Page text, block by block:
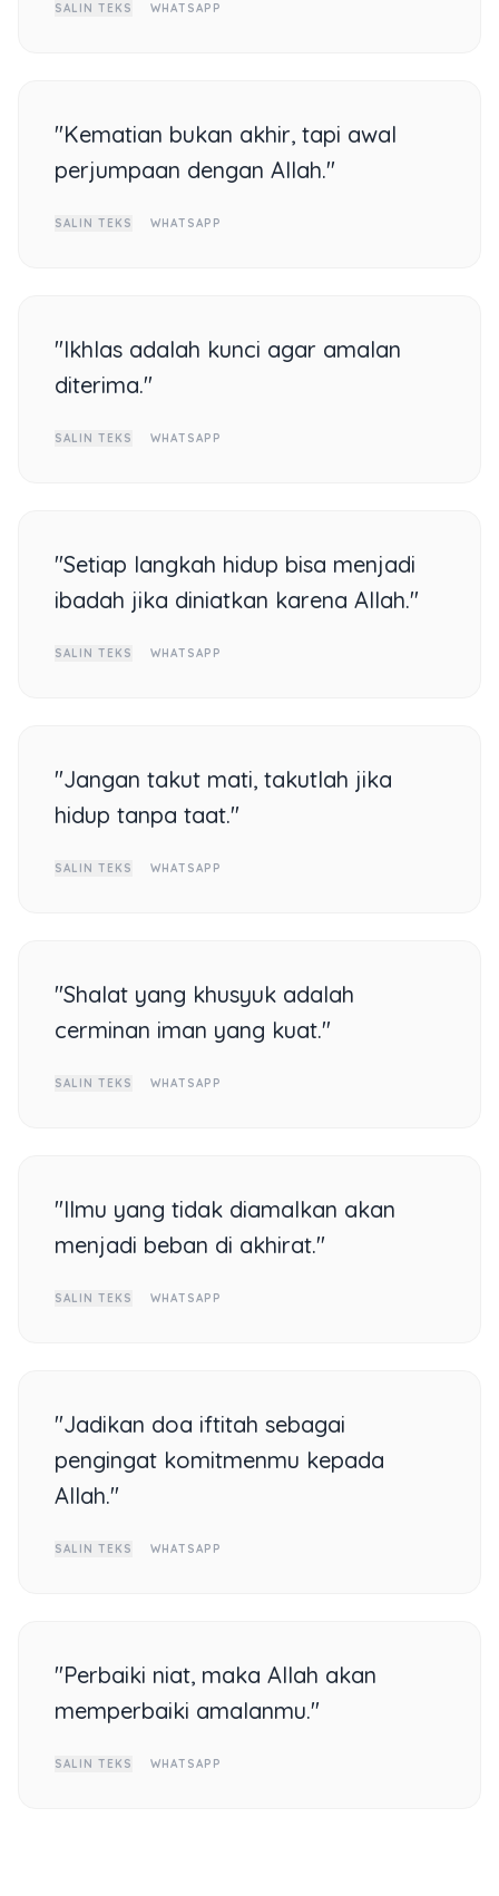
SALIN TEKS WHATSAPP
"Kematian bukan akhir, tapi awal
perjumpaan dengan Allah."
SALIN TEKS WHATSAPP
"Ikhlas adalah kunci agar amalan
diterima."
SALIN TEKS WHATSAPP
"Setiap langkah hidup bisa menjadi
ibadah jika diniatkan karena Allah."
SALIN TEKS WHATSAPP
"Jangan takut mati, takutlah jika
hidup tanpa taat."
SALIN TEKS WHATSAPP
"Shalat yang khusyuk adalah
cerminan iman yang kuat."
SALIN TEKS WHATSAPP
"Ilmu yang tidak diamalkan akan
menjadi beban di akhirat."
SALIN TEKS WHATSAPP
"Jadikan doa iftitah sebagai
pengingat komitmenmu kepada
Allah."
SALIN TEKS WHATSAPP
"Perbaiki niat, maka Allah akan
memperbaiki amalanmu."
SALIN TEKS WHATSAPP